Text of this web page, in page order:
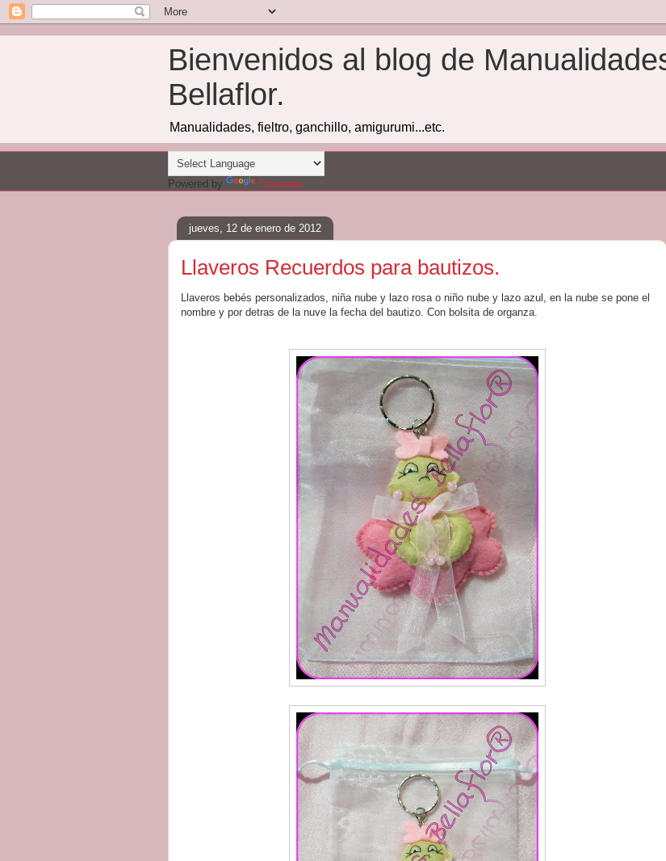
Bienvenidos al blog de
Bellaflor.
Manualidades, fieltro, ganchillo, amigurumi...etc.
Powered by Translate
jueves, 12 de enero de 2012
Llaveros Recuerdos para bautizos.
Llaveros bebés personalizados, niña nube y lazo rosa o niño nube y lazo azul, en la nube se pone el
nombre y por detras de la nuve la fecha del bautizo. Con bolsita de organza.